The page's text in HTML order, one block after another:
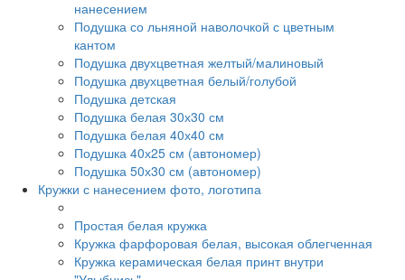
нанесением
Подушка со льняной наволочкой с цветным
кантом
Подушка двухцветная желтый/малиновый
Подушка двухцветная белый/голубой
Подушка детская
Подушка белая 30х30 см
Подушка белая 40х40 см
Подушка 40х25 см (автономер)
Подушка 50х30 см (автономер)
Кружки с нанесением фото, логотипа
Простая белая кружка
Кружка фарфоровая белая, высокая облегченная
Кружка керамическая белая принт внутри